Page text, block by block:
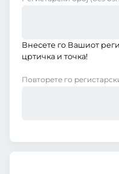
Внесете го Вашиот
цртичка и точка!
Повторете го